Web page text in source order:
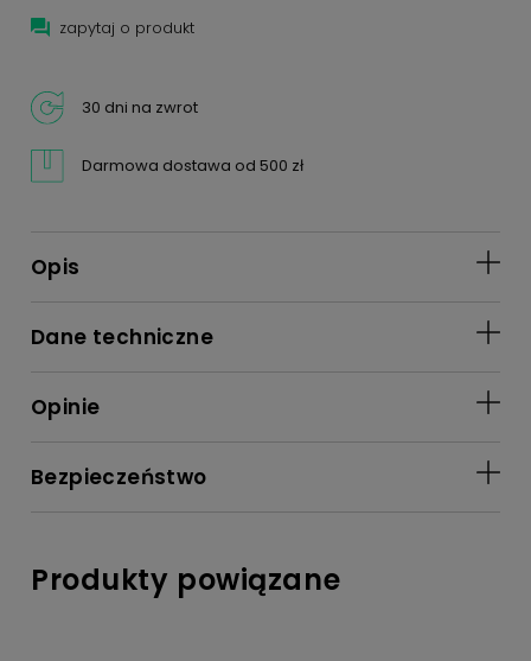
zapytaj o produkt
30 dni na zwrot
Darmowa dostawa od 500 zł
Opis
Dane techniczne
Opinie
Bezpieczeństwo
Produkty powiązane